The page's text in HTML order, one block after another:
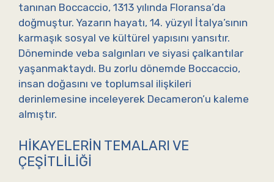
tanınan Boccaccio, 1313 yılında Floransa’da
doğmuştur. Yazarın hayatı, 14. yüzyıl İtalya’sının
karmaşık sosyal ve kültürel yapısını yansıtır.
Döneminde veba salgınları ve siyasi çalkantılar
yaşanmaktaydı. Bu zorlu dönemde Boccaccio,
insan doğasını ve toplumsal ilişkileri
derinlemesine inceleyerek Decameron’u kaleme
almıştır.
HIKAYELERIN TEMALARI VE
ÇEŞITLILIĞI